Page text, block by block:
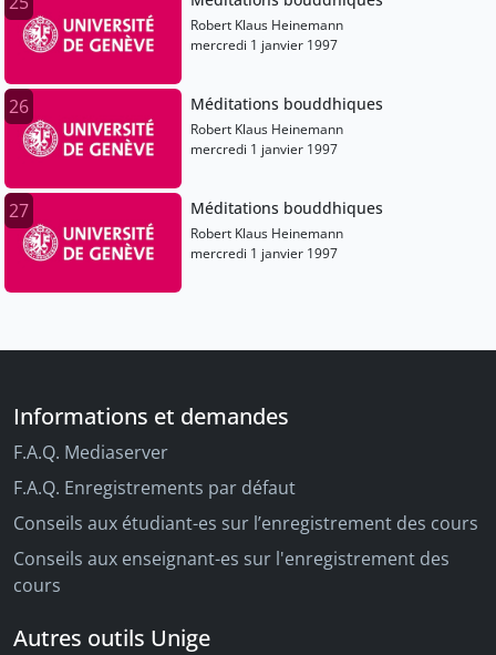
Robert Klaus Heinemann
mercredi 1 janvier 1997
26 Méditations bouddhiques
Robert Klaus Heinemann
mercredi 1 janvier 1997
27 Méditations bouddhiques
Robert Klaus Heinemann
mercredi 1 janvier 1997
Informations et demandes
F.A.Q. Mediaserver
F.A.Q. Enregistrements par défaut
Conseils aux étudiant-es sur l’enregistrement des cours
Conseils aux enseignant-es sur l'enregistrement des
cours
Autres outils Unige